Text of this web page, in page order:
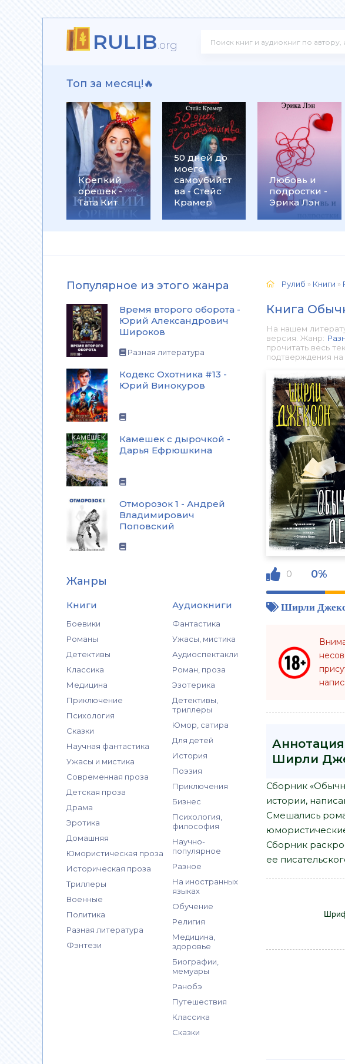
RULIB.org
Топ за месяц!🔥
Крепкий
орешек -
Тата Кит
50 дней до
моего
самоубийст
ва - Стейс
Крамер
Любовь и
подростки -
Эрика Лэн
Популярное из этого жанра
Время второго оборота -
Юрий Александрович
Широков
Разная литература
Кодекс Охотника #13 -
Юрий Винокуров
Камешек с дырочкой -
Дарья Ефрюшкина
Отморозок 1 - Андрей
Владимирович
Поповский
Жанры
Книги
Боевики
Романы
Детективы
Классика
Медицина
Приключение
Психология
Сказки
Научная фантастика
Ужасы и мистика
Современная проза
Детская проза
Драма
Эротика
Домашняя
Юмористическая проза
Историческая проза
Триллеры
Военные
Политика
Разная литература
Фэнтези
Аудиокниги
Фантастика
Ужасы, мистика
Аудиоспектакли
Роман, проза
Эзотерика
Детективы,
триллеры
Юмор, сатира
Для детей
История
Поэзия
Приключения
Бизнес
Психология,
философия
Научно-
популярное
Разное
На иностранных
языках
Обучение
Религия
Медицина,
здоровье
Биографии,
мемуары
Ранобэ
Путешествия
Классика
Сказки
Рулиб » Книги »
Книга
На нашем
версия. Жанр:
прочитать весь
подтверждения
0 0%
Ширли
Ширли
Сборник
истории,
Смешались
Сборник
ее
Юрий Александрович Широков
Винокуров
Ефрюшкина
Поповский